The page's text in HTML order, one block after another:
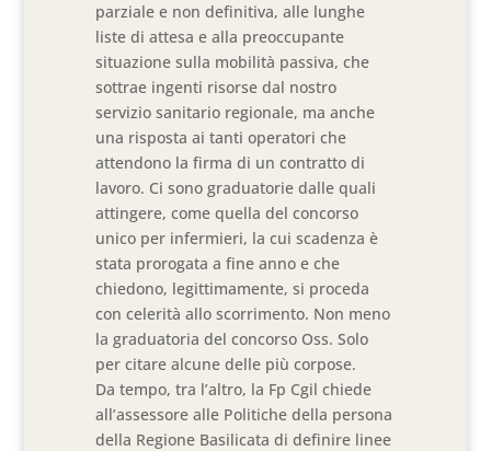
parziale e non definitiva, alle lunghe
liste di attesa e alla preoccupante
situazione sulla mobilità passiva, che
sottrae ingenti risorse dal nostro
servizio sanitario regionale, ma anche
una risposta ai tanti operatori che
attendono la firma di un contratto di
lavoro. Ci sono graduatorie dalle quali
attingere, come quella del concorso
unico per infermieri, la cui scadenza è
stata prorogata a fine anno e che
chiedono, legittimamente, si proceda
con celerità allo scorrimento. Non meno
la graduatoria del concorso Oss. Solo
per citare alcune delle più corpose.
Da tempo, tra l’altro, la Fp Cgil chiede
all’assessore alle Politiche della persona
della Regione Basilicata di definire linee